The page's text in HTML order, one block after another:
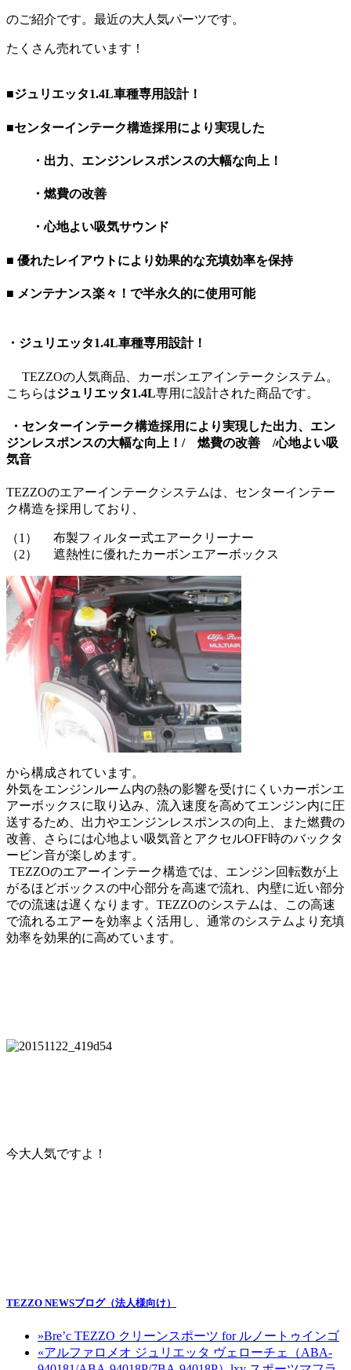
のご紹介です。最近の大人気パーツです。
たくさん売れています！
■ジュリエッタ1.4L車種専用設計！
■センターインテーク構造採用により実現した
・出力、エンジンレスポンスの大幅な向上！
・燃費の改善
・心地よい吸気サウンド
■ 優れたレイアウトにより効果的な充填効率を保持
■ メンテナンス楽々！で半永久的に使用可能
・ ジュリエッタ1.4L車種専用設計！
TEZZOの人気商品、カーボンエアインテークシステム。
こちらはジュリエッタ1.4L専用に設計された商品です。
・センターインテーク構造採用により実現した出力、エン
ジンレスポンスの大幅な向上！/ 燃費の改善 /心地よい吸
気音
TEZZOのエアーインテークシステムは、センターインテー
ク構造を採用しており、
（1） 布製フィルター式エアークリーナー
（2） 遮熱性に優れたカーボンエアーボックス
から構成されています。
外気をエンジンルーム内の熱の影響を受けにくいカーボンエ
アーボックスに取り込み、流入速度を高めてエンジン内に圧
送するため、出力やエンジンレスポンスの向上、また燃費の
改善、さらには心地よい吸気音とアクセルOFF時のバックタ
ービン音が楽しめます。
TEZZOのエアーインテーク構造では、エンジン回転数が上
がるほどボックスの中心部分を高速で流れ、内壁に近い部分
での流速は遅くなります。TEZZOのシステムは、この高速
で流れるエアーを効率よく活用し、通常のシステムより充填
効率を効果的に高めています。
今大人気ですよ！
TEZZO NEWSブログ（法人様向け）
»Bre’c TEZZO クリーンスポーツ for ルノートゥインゴ
«アルファロメオ ジュリエッタ ヴェローチェ（ABA-